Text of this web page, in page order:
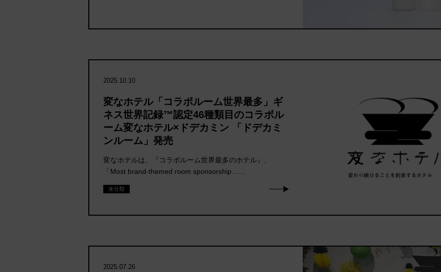
2025.10.10
変なホテル「コラボルーム世界最多」ギ
ネス世界記録™認定46種類目のコラボル
ーム変なホテル×ドデカミン 「ドデカミ
ンルーム」発売
変なホテルは、『コラボルーム世界最多のホテル』、
「Most brand-themed room sponsorship……
未分類
2025.07.26